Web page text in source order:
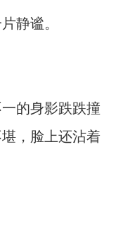
静谧。
的身影跌跌撞
，脸上还沾着